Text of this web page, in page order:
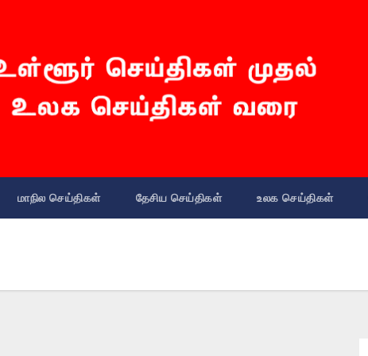
மாநில செய்திகள் தேசிய செய்திகள் உலக செய்திகள்